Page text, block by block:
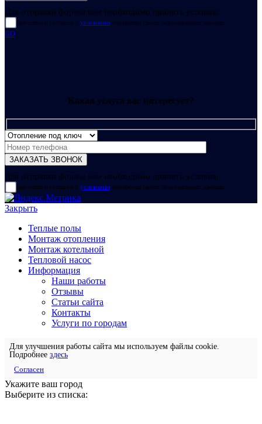
Для отправки формы вам необходимо принять условия:
прочитал и согласен с условиями обработки своих персональных данных
GO
Какая услуга вас интересует?
Для отправки формы вам необходимо принять условия:
прочитал и согласен с условиями обработки своих персональных данных
Закрыть
Теплые полы
Монтаж отопления
Монтаж котельной
Тепловой насос
Информация
Наши работы
Отзывы
Статьи сайта
Контакты
Услуги по городам
Для улучшения работы сайта мы используем файлы cookie.
Подробнее здесь
Согласен
Укажите ваш город
Выберите из списка: